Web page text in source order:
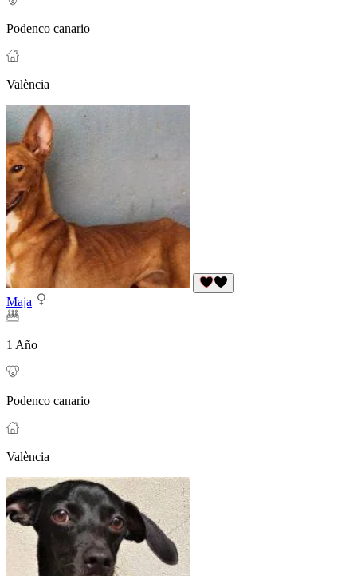
Podenco canario
València
Maja
1 Año
Podenco canario
València